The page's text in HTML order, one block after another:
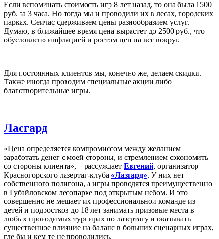
Если вспоминать стоимость игр 8 лет назад, то она была 1500
руб. за 3 часа. Но тогда мы и проводили их в лесах, городских
парках. Сейчас сдерживаем цены разнообразием услуг.
Думаю, в ближайшее время цена вырастет до 2500 руб., что
обусловлено инфляцией и ростом цен на всё вокруг.
Для постоянных клиентов мы, конечно же, делаем скидки.
Также иногда проводим специальные акции либо
благотворительные игры.
Ласгард
«Цена определяется компромиссом между желанием
заработать денег с моей стороны, и стремлением сэкономить
со стороны клиента», – рассуждает Евгений, организатор
Красногорского лазертаг-клуба «Лазгард». У них нет
собственного полигона, а игры проводятся преимущественно
в Губайловском лесопарке под открытым небом. И это
совершенно не мешает их профессиональной команде из
детей и подростков до 18 лет занимать призовые места в
любых проводимых турнирах по лазертагу и оказывать
существенное влияние на баланс в больших сценарных играх,
где бы и кем те не проводились.